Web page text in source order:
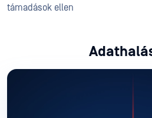
támadások ellen